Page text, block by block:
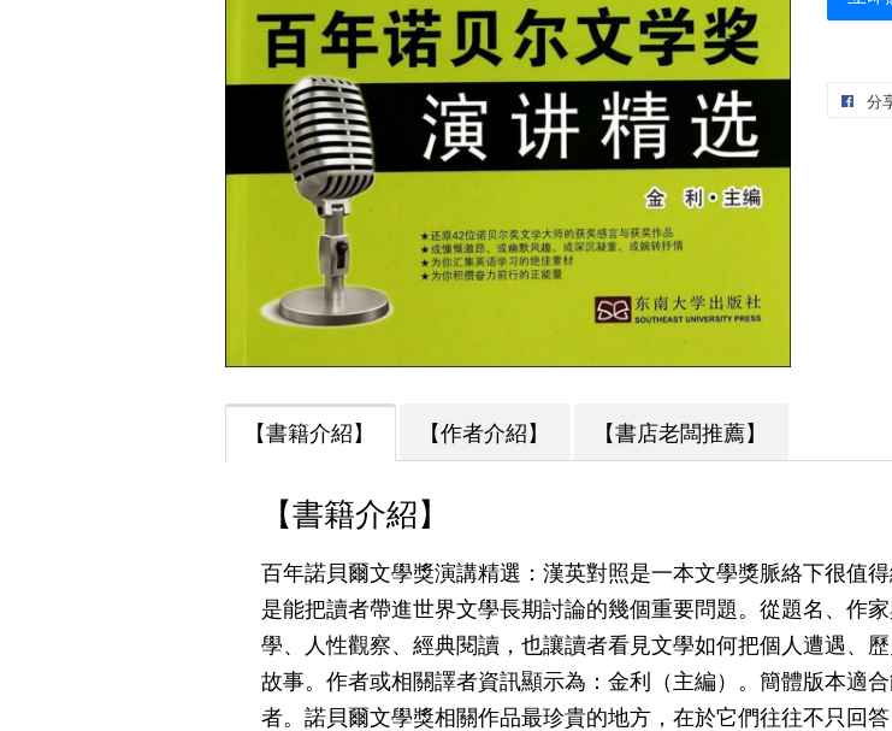
分
【書籍介紹】 【作者介紹】 【書店老闆推薦】
【書籍介紹】
百年諾貝爾文學獎演講精選：漢英對照是一本文學獎脈絡下很值
是能把讀者帶進世界文學長期討論的幾個重要問題。從題名、作
學、人性觀察、經典閱讀，也讓讀者看見文學如何把個人遭遇、
故事。作者或相關譯者資訊顯示為：金利（主編）。簡體版本適
者。諾貝爾文學獎相關作品最珍貴的地方，在於它們往往不只回